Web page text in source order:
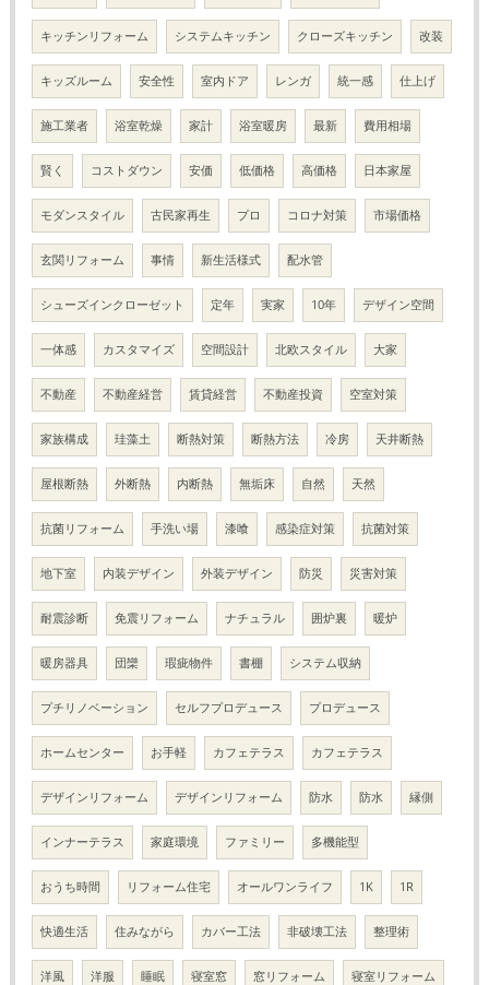
キッチンリフォーム システムキッチン クローズキッチン 改装
キッズルーム 安全性 室内ドア レンガ 統一感 仕上げ
施工業者 浴室乾燥 家計 浴室暖房 最新 費用相場
賢く コストダウン 安価 低価格 高価格 日本家屋
モダンスタイル 古民家再生 プロ コロナ対策 市場価格
玄関リフォーム 事情 新生活様式 配水管
シューズインクローゼット 定年 実家 10年 デザイン空間
一体感 カスタマイズ 空間設計 北欧スタイル 大家
不動産 不動産経営 賃貸経営 不動産投資 空室対策
家族構成 珪藻土 断熱対策 断熱方法 冷房 天井断熱
屋根断熱 外断熱 内断熱 無垢床 自然 天然
抗菌リフォーム 手洗い場 漆喰 感染症対策 抗菌対策
地下室 内装デザイン 外装デザイン 防災 災害対策
耐震診断 免震リフォーム ナチュラル 囲炉裏 暖炉
暖房器具 団欒 瑕疵物件 書棚 システム収納
プチリノベーション セルフプロデュース プロデュース
ホームセンター お手軽 カフェテラス カフェテラス
デザインリフォーム デザインリフォーム 防水 防水 縁側
インナーテラス 家庭環境 ファミリー 多機能型
おうち時間 リフォーム住宅 オールワンライフ 1K 1R
快適生活 住みながら カバー工法 非破壊工法 整理術
洋風 洋服 睡眠 寝室窓 窓リフォーム 寝室リフォーム